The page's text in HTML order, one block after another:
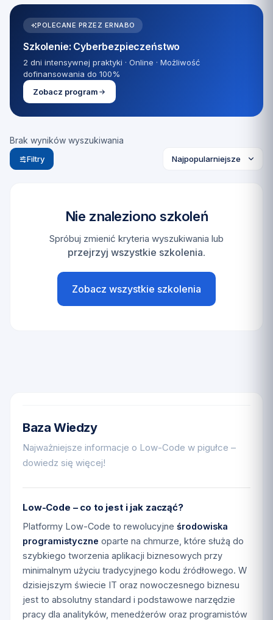
POLECANE PRZEZ ERNABO
Szkolenie: Cyberbezpieczeństwo
2 dni intensywnej praktyki · Online · Możliwość
dofinansowania do 100%
Zobacz program
Brak wyników wyszukiwania
Filtry
Nie znaleziono szkoleń
Spróbuj zmienić kryteria wyszukiwania lub
przejrzyj wszystkie szkolenia.
Zobacz wszystkie szkolenia
Baza Wiedzy
Najważniejsze informacje o Low-Code w pigułce –
dowiedz się więcej!
Low-Code – co to jest i jak zacząć?
Platformy Low-Code to rewolucyjne środowiska
programistyczne oparte na chmurze, które służą do
szybkiego tworzenia aplikacji biznesowych przy
minimalnym użyciu tradycyjnego kodu źródłowego. W
dzisiejszym świecie IT oraz nowoczesnego biznesu
jest to absolutny standard i podstawowe narzędzie
pracy dla analityków, menedżerów oraz programistów